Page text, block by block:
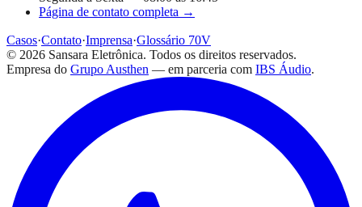
Página de contato completa →
Casos·Contato·Imprensa·Glossário 70V
© 2026 Sansara Eletrônica. Todos os direitos reservados.
Empresa do Grupo Austhen — em parceria com IBS Áudio.